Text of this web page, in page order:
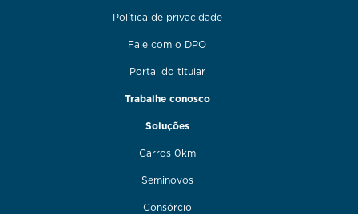
Política de privacidade
Fale com o DPO
Portal do titular
Trabalhe conosco
Soluções
Carros 0km
Seminovos
Consórcio